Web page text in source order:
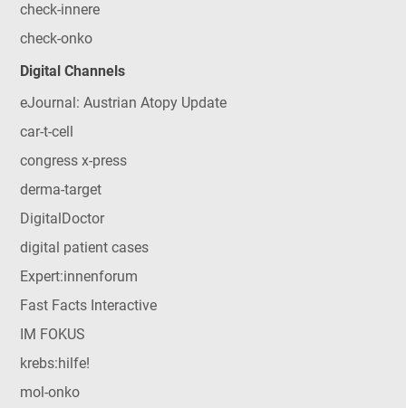
check-innere
check-onko
Digital Channels
eJournal: Austrian Atopy Update
car-t-cell
congress x-press
derma-target
DigitalDoctor
digital patient cases
Expert:innenforum
Fast Facts Interactive
IM FOKUS
krebs:hilfe!
mol-onko